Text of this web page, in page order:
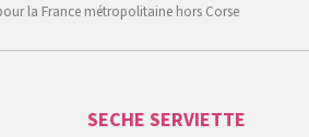
la France métropolitaine hors Corse
SECHE SERVIETTE